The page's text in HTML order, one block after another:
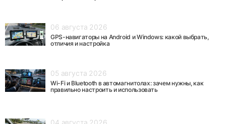
06 августа 2026
GPS-навигаторы на Android и Windows: какой выбрать,
отличия и настройка
05 августа 2026
Wi-Fi и Bluetooth в автомагнитолах: зачем нужны, как
правильно настроить и использовать
04 августа 2026